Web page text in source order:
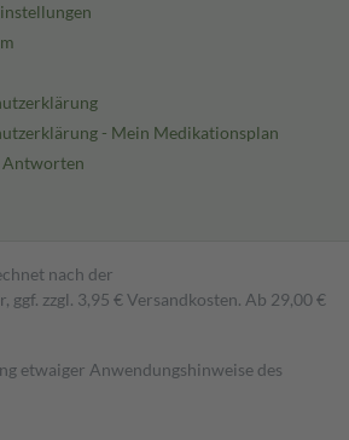
- Mein Medikationsplan
Antworten
nach der
zzgl. 3,95 € Versandkosten. Ab 29,00 €
etwaiger Anwendungshinweise des